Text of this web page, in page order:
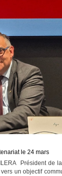
le 24 mars
Président de
un objectif